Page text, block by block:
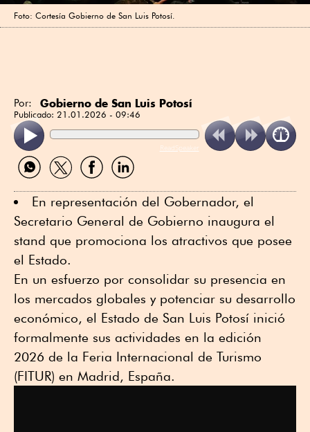
Foto: Cortesía Gobierno de San Luis Potosí.
Por: Gobierno de San Luis Potosí
Publicado: 21.01.2026 - 09:46
ReadSpeaker
Compartir
por
Compartir
por
Compartir
por
Compartir
por
En representación del Gobernador, el
Secretario General de Gobierno inaugura el
stand que promociona los atractivos que posee
el Estado.
En un esfuerzo por consolidar su presencia en
los mercados globales y potenciar su desarrollo
económico, el Estado de San Luis Potosí inició
formalmente sus actividades en la edición
2026 de la Feria Internacional de Turismo
(FITUR) en Madrid, España.